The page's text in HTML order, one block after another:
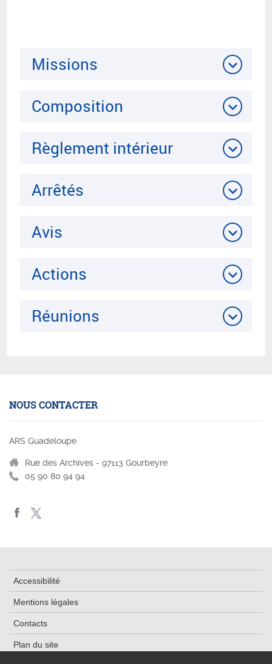
Missions
Composition
Règlement intérieur
Arrêtés
Avis
Actions
Réunions
NOUS CONTACTER
ARS Guadeloupe
Rue des Archives - 97113 Gourbeyre
05 90 80 94 94
Accessibilité
Mentions légales
Contacts
Plan du site